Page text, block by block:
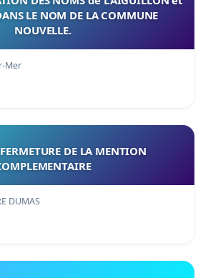
NOUVELLE.
Mer
DE LA MENTION
DUMAS